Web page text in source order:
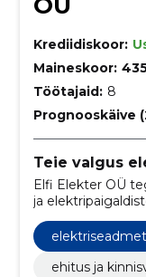
Krediidiskoor:
Maineskoor:
Töötajaid: 8
Prognooskäive
Teie valgus
Elfi Elekter OÜ
ja
paigaldusega,
lahendustele ja
ehitus ja